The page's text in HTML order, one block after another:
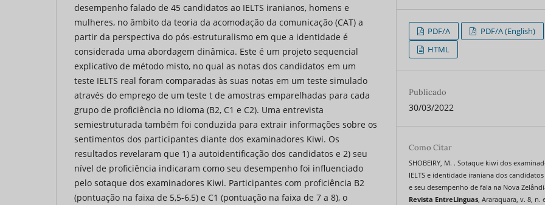
desempenho falado de 45 candidatos ao IELTS iranianos, homens e
mulheres, no âmbito da teoria da acomodação da comunicação (CAT) a
partir da perspectiva do pós-estruturalismo em que a identidade é
considerada uma abordagem dinâmica. Este é um projeto sequencial
explicativo de método misto, no qual as notas dos candidatos em um
teste IELTS real foram comparadas às suas notas em um teste simulado
através do emprego de um teste t de amostras emparelhadas para cada
grupo de proficiência no idioma (B2, C1 e C2). Uma entrevista
semiestruturada também foi conduzida para extrair informações sobre os
sentimentos dos participantes diante dos examinadores Kiwi. Os
resultados revelaram que 1) a autoidentificação dos candidatos e 2) seu
nível de proficiência indicaram como seu desempenho foi influenciado
pelo sotaque dos examinadores Kiwi. Participantes com proficiência B2
(pontuação na faixa de 5,5-6,5) e C1 (pontuação na faixa de 7 a 8), o
PDF/A
PDF/A (English)
HTML
Publicado
30/03/2022
Como Citar
SHOBEIRY, M. . Sotaque kiwi dos
IELTS e identidade iraniana dos candidatos
e seu desempenho de fala na Nova
Revista EntreLinguas, Araraquara, v. 8, n.